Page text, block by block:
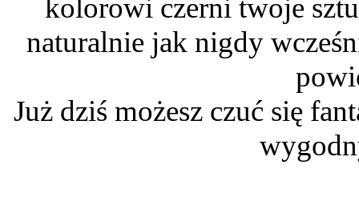
kolorowi czerni twoje
naturalnie jak nigdy
Już dziś możesz czuć się